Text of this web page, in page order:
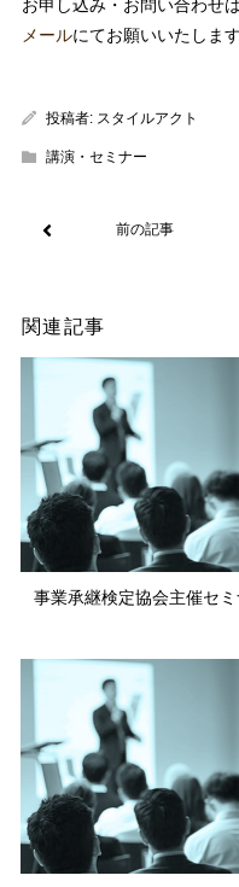
お申し込み・お問い合わせ
メールにてお願いいたします
投稿者: スタイルアクト
講演・セミナー
関連記事
事業承継検定協会主催セ